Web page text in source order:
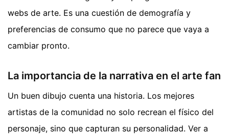
webs de arte. Es una cuestión de demografía y
preferencias de consumo que no parece que vaya a
cambiar pronto.
La importancia de la narrativa en el arte fan
Un buen dibujo cuenta una historia. Los mejores
artistas de la comunidad no solo recrean el físico del
personaje, sino que capturan su personalidad. Ver a